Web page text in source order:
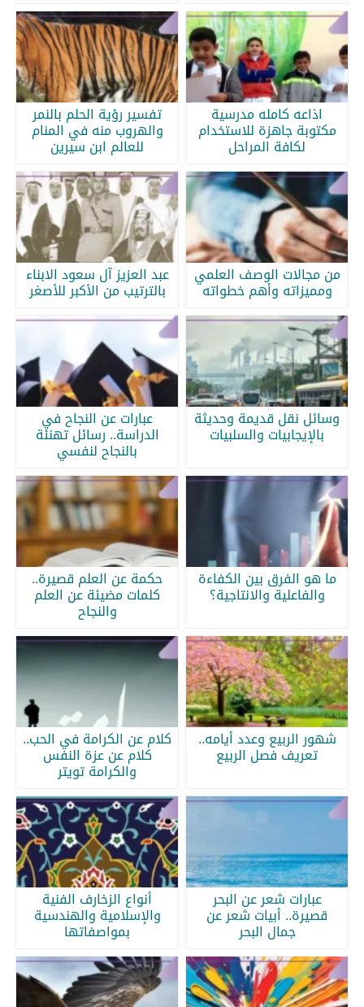
اذاعه كامله مدرسية
مكتوبة جاهزة للاستخدام
لكافة المراحل
تفسير رؤية الحلم بالنمر
والهروب منه في المنام
للعالم ابن سيرين
من مجالات الوصف العلمي
ومميزاته وأهم خطواته
عبد العزيز آل سعود الابناء
بالترتيب من الأكبر للأصغر
وسائل نقل قديمة وحديثة
بالإيجابيات والسلبيات
عبارات عن النجاح في
الدراسة.. رسائل تهنئة
بالنجاح لنفسي
ما هو الفرق بين الكفاءة
والفاعلية والانتاجية؟
حكمة عن العلم قصيرة..
كلمات مضيئة عن العلم
والنجاح
شهور الربيع وعدد أيامه..
تعريف فصل الربيع
كلام عن الكرامة في الحب..
كلام عن عزة النفس
والكرامة تويتر
عبارات شعر عن البحر
قصيرة.. أبيات شعر عن
جمال البحر
أنواع الزخارف الفنية
والإسلامية والهندسية
بمواصفاتها